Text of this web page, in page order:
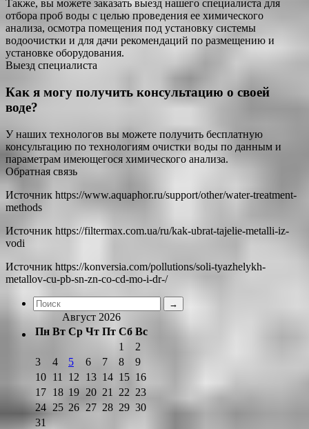
Также, вы можете заказать выезд нашего специалиста для
отбора проб воды с целью проведения ее химического
анализа, осмотра помещения под установку системы
водоочистки и для дачи рекомендаций по размещению и
установке оборудования.
Выезд специалиста
Как я могу получить консультацию о своей
воде?
У наших технологов вы можете получить бесплатную
консультацию по технологиям очистки воды по данным и
параметрам имеющегося химического анализа.
Обратная связь
Источник https://www.aquaphor.ru/support/other/water-treatment-
methods
Источник https://filtermax.com.ua/ru/kak-ubrat-tajelie-metalli-iz-
vodi
Источник https://konversia.com/pollutions/soli-tyazhelykh-
metallov-cu-pb-sn-zn-co-cd-mo-i-dr-/
Август 2026
Пн Вт Ср Чт Пт Сб Вс
1
2
3
4 5 6 7 8
9
10 11 12 13 14 15 16
17 18 19 20 21 22 23
24 25 26 27 28 29 30
31